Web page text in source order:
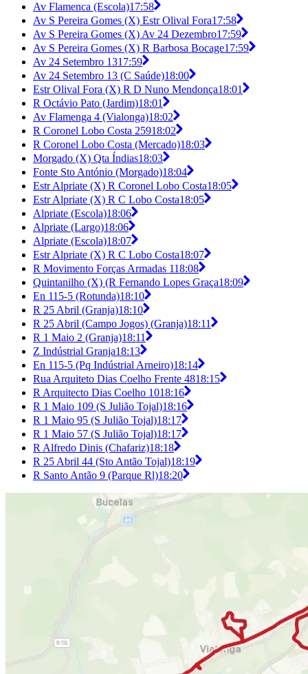
Av Flamenca (Escola)17:58
Av S Pereira Gomes (X) Estr Olival Fora17:58
Av S Pereira Gomes (X) Av 24 Dezembro17:59
Av S Pereira Gomes (X) R Barbosa Bocage17:59
Av 24 Setembro 1317:59
Av 24 Setembro 13 (C Saúde)18:00
Estr Olival Fora (X) R D Nuno Mendonça18:01
R Octávio Pato (Jardim)18:01
Av Flamenga 4 (Vialonga)18:02
R Coronel Lobo Costa 25918:02
R Coronel Lobo Costa (Mercado)18:03
Morgado (X) Qta Índias18:03
Fonte Sto António (Morgado)18:04
Estr Alpriate (X) R Coronel Lobo Costa18:05
Estr Alpriate (X) R C Lobo Costa18:05
Alpriate (Escola)18:06
Alpriate (Largo)18:06
Alpriate (Escola)18:07
Estr Alpriate (X) R C Lobo Costa18:07
R Movimento Forças Armadas 118:08
Quintanilho (X) (R Fernando Lopes Graça18:09
En 115-5 (Rotunda)18:10
R 25 Abril (Granja)18:10
R 25 Abril (Campo Jogos) (Granja)18:11
R 1 Maio 2 (Granja)18:11
Z Indústrial Granja18:13
En 115-5 (Pq Indústrial Arneiro)18:14
Rua Arquiteto Dias Coelho Frente 4818:15
R Arquitecto Dias Coelho 1018:16
R 1 Maio 109 (S Julião Tojal)18:16
R 1 Maio 95 (S Julião Tojal)18:17
R 1 Maio 57 (S Julião Tojal)18:17
R Alfredo Dinis (Chafariz)18:18
R 25 Abril 44 (Sto Antão Tojal)18:19
R Santo Antão 9 (Parque Rl)18:20